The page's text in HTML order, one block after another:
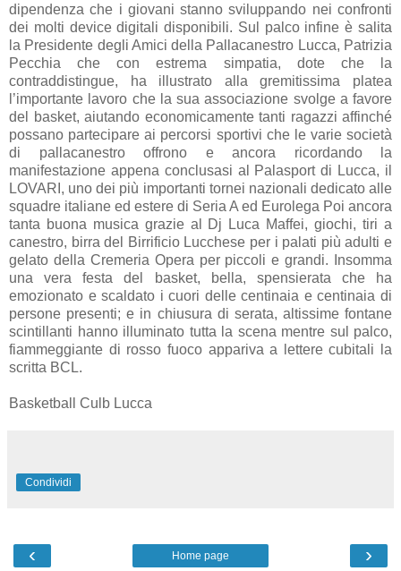
dipendenza che i giovani stanno sviluppando nei confronti
dei molti device digitali disponibili. Sul palco infine è salita
la Presidente degli Amici della Pallacanestro Lucca, Patrizia
Pecchia che con estrema simpatia, dote che la
contraddistingue, ha illustrato alla gremitissima platea
l’importante lavoro che la sua associazione svolge a favore
del basket, aiutando economicamente tanti ragazzi affinché
possano partecipare ai percorsi sportivi che le varie società
di pallacanestro offrono e ancora ricordando la
manifestazione appena conclusasi al Palasport di Lucca, il
LOVARI, uno dei più importanti tornei nazionali dedicato alle
squadre italiane ed estere di Seria A ed Eurolega Poi ancora
tanta buona musica grazie al Dj Luca Maffei, giochi, tiri a
canestro, birra del Birrificio Lucchese per i palati più adulti e
gelato della Cremeria Opera per piccoli e grandi. Insomma
una vera festa del basket, bella, spensierata che ha
emozionato e scaldato i cuori delle centinaia e centinaia di
persone presenti; e in chiusura di serata, altissime fontane
scintillanti hanno illuminato tutta la scena mentre sul palco,
fiammeggiante di rosso fuoco appariva a lettere cubitali la
scritta BCL.
Basketball Culb Lucca
Condividi
‹ ›
Home page